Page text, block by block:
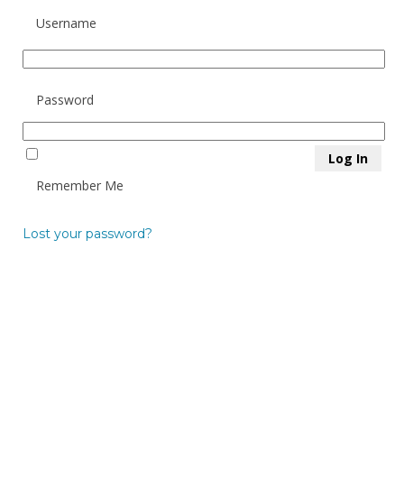
Username
Password
Remember Me
Lost your password?